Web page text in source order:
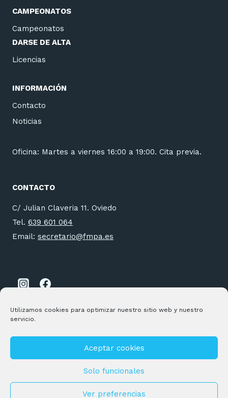
Utilizamos cookies para optimizar nuestro sitio web y nuestro
servicio.
Aceptar cookies
Solo funcionales
Ver preferencias
CAMPEONATOS
Campeonatos
DARSE DE ALTA
Licencias
INFORMACIÓN
Contacto
Noticias
Oficina: Martes a viernes 16:00 a 19:00. Cita previa.
CONTACTO
C/ Julian Claveria 11. Oviedo
Tel. 639 601 064
Email: secretario@fmpa.es
© 2026 FMPA Desarrollado por
| Política de Cookies